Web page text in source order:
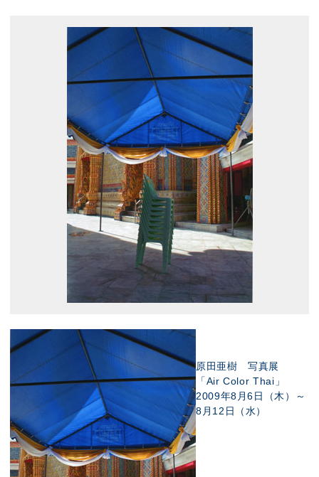
原田亜樹 写真展
「Air Color Thai」
2009年8月6日（木）～
8月12日（水）